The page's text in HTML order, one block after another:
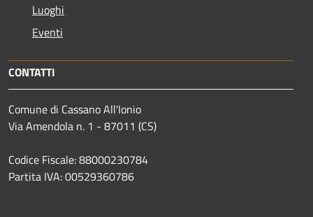
Luoghi
Eventi
CONTATTI
Comune di Cassano All'Ionio
Via Amendola n. 1 - 87011 (CS)
Codice Fiscale: 88000230784
Partita IVA: 00529360786